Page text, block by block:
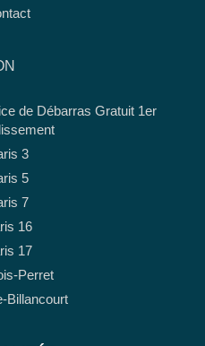
de Débarras Gratuit 1er
3
5
7
16
17
Perret
Billancourt